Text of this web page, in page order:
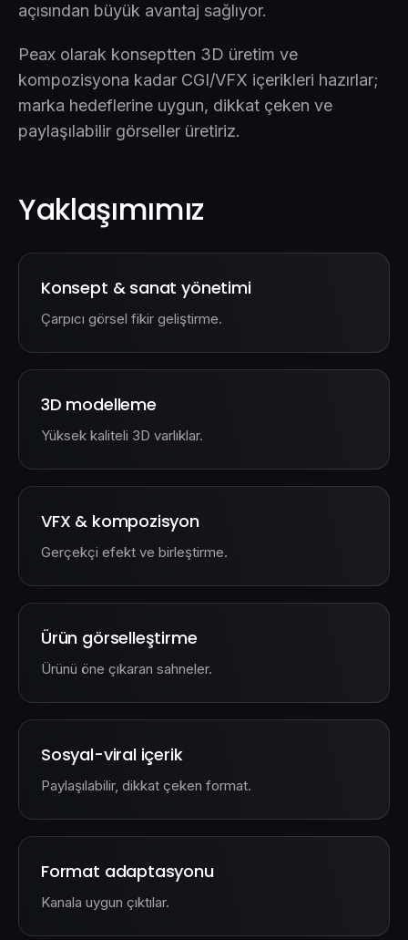
açısından büyük avantaj sağlıyor.
Peax olarak konseptten 3D üretim ve
kompozisyona kadar CGI/VFX içerikleri hazırlar;
marka hedeflerine uygun, dikkat çeken ve
paylaşılabilir görseller üretiriz.
Yaklaşımımız
Konsept & sanat yönetimi
Çarpıcı görsel fikir geliştirme.
3D modelleme
Yüksek kaliteli 3D varlıklar.
VFX & kompozisyon
Gerçekçi efekt ve birleştirme.
Ürün görselleştirme
Ürünü öne çıkaran sahneler.
Sosyal-viral içerik
Paylaşılabilir, dikkat çeken format.
Format adaptasyonu
Kanala uygun çıktılar.